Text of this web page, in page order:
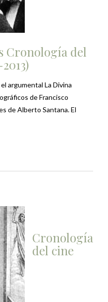
Cronología del
argumental La Divina
de Francisco
de Alberto Santana. El
Cronología
del cine